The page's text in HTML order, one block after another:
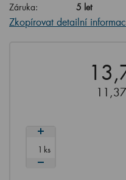
Záruka:
5 let
Zkopírovat detailní
ks